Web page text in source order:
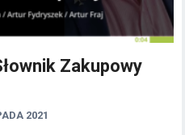
Zakupowy
2021